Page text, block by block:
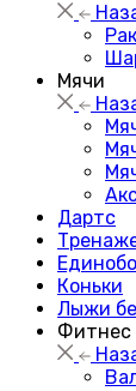
Мячи
Дартс
Коньки
Лыжи
Фитнес